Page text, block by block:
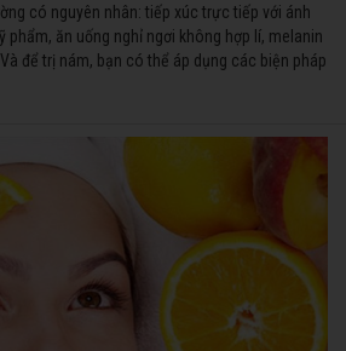
có nguyên nhân: tiếp xúc trực tiếp với ánh
phẩm, ăn uống nghỉ ngơi không hợp lí, melanin
để trị nám, bạn có thể áp dụng các biện pháp